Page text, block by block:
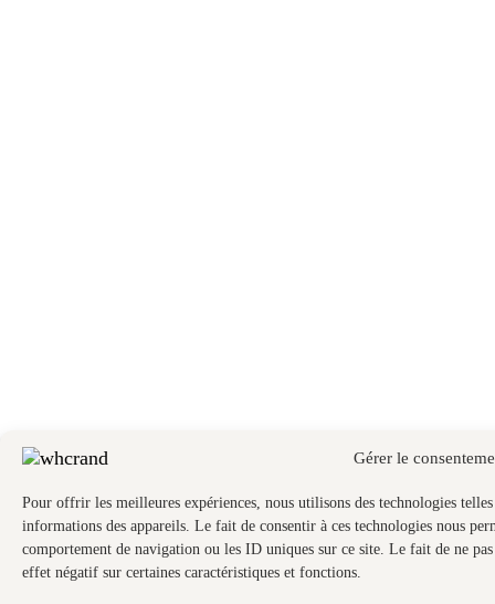
Gérer le
Pour offrir les meilleures expériences, nous utilisons des technologies
informations des appareils. Le fait de consentir à ces technologies nous
comportement de navigation ou les ID uniques sur ce site. Le fait de ne
effet négatif sur certaines caractéristiques et fonctions.